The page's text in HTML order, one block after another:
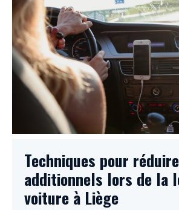
Techniques pour
additionnels lors de la
voiture à Liège